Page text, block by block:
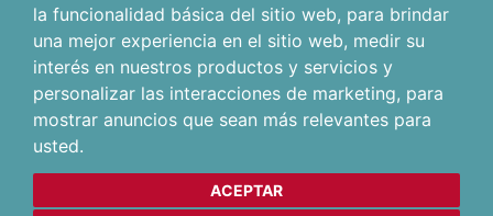
la funcionalidad básica del sitio web, para brindar
una mejor experiencia en el sitio web, medir su
interés en nuestros productos y servicios y
personalizar las interacciones de marketing, para
mostrar anuncios que sean más relevantes para
usted.
ACEPTAR